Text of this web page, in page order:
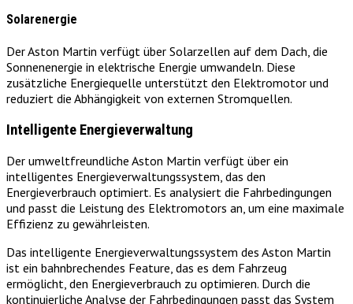
Solarenergie
Der Aston Martin verfügt über Solarzellen auf dem Dach, die
Sonnenenergie in elektrische Energie umwandeln. Diese
zusätzliche Energiequelle unterstützt den Elektromotor und
reduziert die Abhängigkeit von externen Stromquellen.
Intelligente Energieverwaltung
Der umweltfreundliche Aston Martin verfügt über ein
intelligentes Energieverwaltungssystem, das den
Energieverbrauch optimiert. Es analysiert die Fahrbedingungen
und passt die Leistung des Elektromotors an, um eine maximale
Effizienz zu gewährleisten.
Das intelligente Energieverwaltungssystem des Aston Martin
ist ein bahnbrechendes Feature, das es dem Fahrzeug
ermöglicht, den Energieverbrauch zu optimieren. Durch die
kontinuierliche Analyse der Fahrbedingungen passt das System